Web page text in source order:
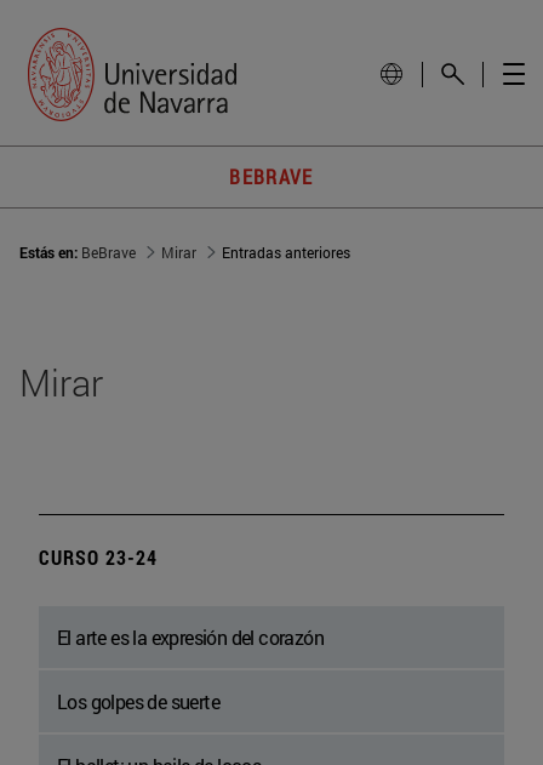
BEBRAVE
Estás en: BeBrave Mirar Entradas anteriores
Mirar
CURSO 23-24
El arte es la expresión del corazón
Los golpes de suerte